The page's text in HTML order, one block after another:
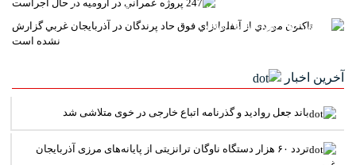
تاکنون موردي از آنفلوانزاي فوق حاد پرندگان در آذربايجان
غربي گزارش نشده است
آخرین اخبار
باند جعل روادید و گذرنامه اتباع خارجی در خوی متلاشی شد
تردد ۶۰ هزار دستگاه ناوگان ترانزیتی از پایانه‌های مرزی آذربایجان